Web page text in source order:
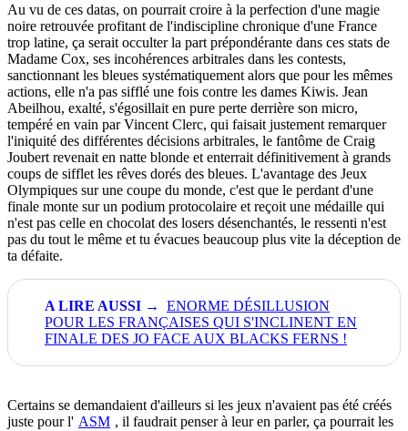
Au vu de ces datas, on pourrait croire à la perfection d'une magie
noire retrouvée profitant de l'indiscipline chronique d'une France
trop latine, ça serait occulter la part prépondérante dans ces stats de
Madame Cox, ses incohérences arbitrales dans les contests,
sanctionnant les bleues systématiquement alors que pour les mêmes
actions, elle n'a pas sifflé une fois contre les dames Kiwis. Jean
Abeilhou, exalté, s'égosillait en pure perte derrière son micro,
tempéré en vain par Vincent Clerc, qui faisait justement remarquer
l'iniquité des différentes décisions arbitrales, le fantôme de Craig
Joubert revenait en natte blonde et enterrait définitivement à grands
coups de sifflet les rêves dorés des bleues. L'avantage des Jeux
Olympiques sur une coupe du monde, c'est que le perdant d'une
finale monte sur un podium protocolaire et reçoit une médaille qui
n'est pas celle en chocolat des losers désenchantés, le ressenti n'est
pas du tout le même et tu évacues beaucoup plus vite la déception de
ta défaite.
ENORME DÉSILLUSION
POUR LES FRANÇAISES QUI S'INCLINENT EN
FINALE DES JO FACE AUX BLACKS FERNS !
Certains se demandaient d'ailleurs si les jeux n'avaient pas été créés
juste pour l' ASM , il faudrait penser à leur en parler, ça pourrait les